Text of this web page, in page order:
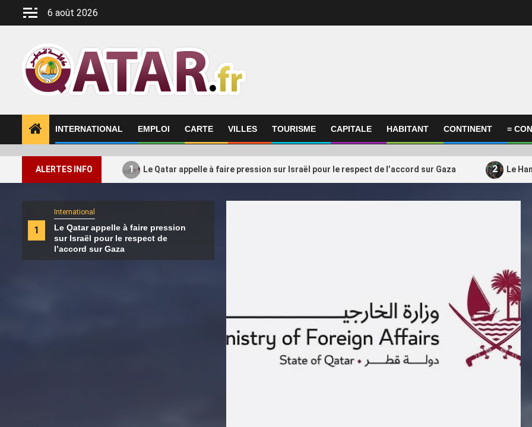
6 août 2026
INTERNATIONAL EMPLOI CARTE VILLES TOURISME CAPITALE HABITANT CONTINENT =
ALERTES INFO 1 Le Qatar appelle à faire pression sur Israël pour le respect de l’accord sur Gaza 2 Le
1
International
Le Qatar appelle à faire pression
sur Israël pour le respect de
l’accord sur Gaza